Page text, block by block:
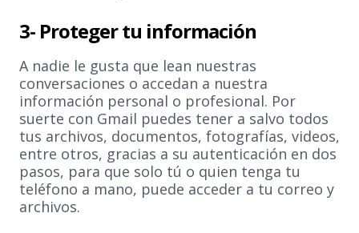
3- Proteger tu información
A nadie le gusta que lean nuestras
conversaciones o accedan a nuestra
información personal o profesional. Por
suerte con Gmail puedes tener a salvo todos
tus archivos, documentos, fotografías, videos,
entre otros, gracias a su autenticación en dos
pasos, para que solo tú o quien tenga tu
teléfono a mano, puede acceder a tu correo y
archivos.